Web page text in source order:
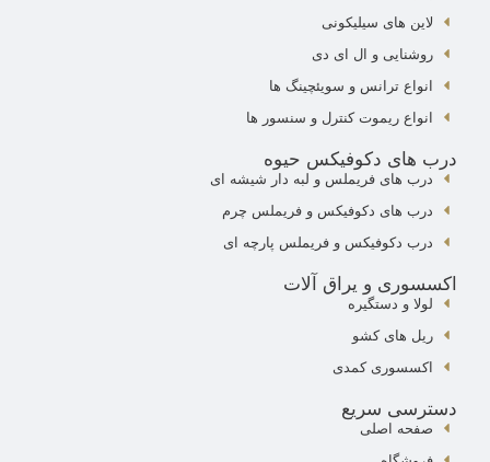
لاین های سیلیکونی
روشنایی و ال ای دی
انواع ترانس و سویئچینگ ها
انواع ریموت کنترل و سنسور ها
درب های دکوفیکس حیوه
درب های فریملس و لبه دار شیشه ای
درب های دکوفیکس و فریملس چرم
درب دکوفیکس و فریملس پارچه ای
اکسسوری و یراق آلات
لولا و دستگیره
ریل های کشو
اکسسوری کمدی
دسترسی سریع
صفحه اصلی